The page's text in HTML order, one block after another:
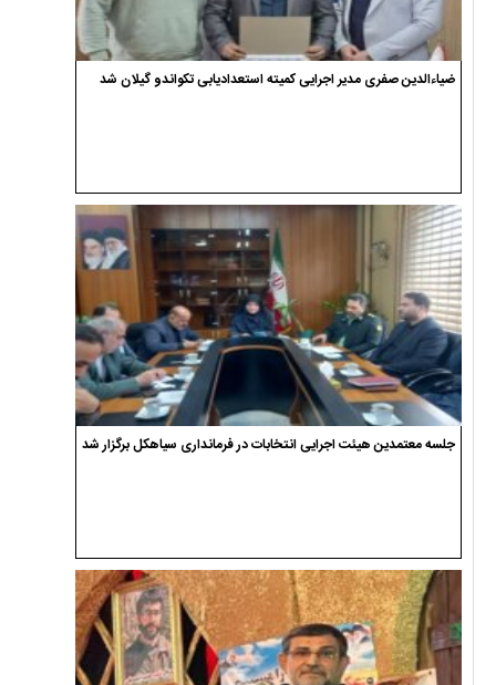
ضیاءالدین صفری مدیر اجرایی کمیته استعدادیابی تکواندو گیلان شد
جلسه معتمدین هیئت اجرایی انتخابات در فرمانداری سیاهکل برگزار شد